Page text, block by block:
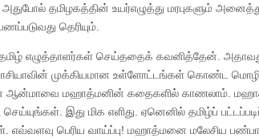
தமிழகத்தின் உயர்எழுத்து மரபுகளும்
தெரியும்.
எழுத்தாளர்கள் செய்ததைக் கவனித்தேன்.
முக்கியமான உள்ளோட்டங்கள் கொண்ட
ஆன்மாவை மஹாத்மனின் கதைகளில் காணலாம்.
செய்யுங்கள். இது மிக எளிது. ஏனெனில் தமிழ்ப்
எவ்வளவு பெரிய வாய்ப்பு! மஹாத்மனை மலேசிய